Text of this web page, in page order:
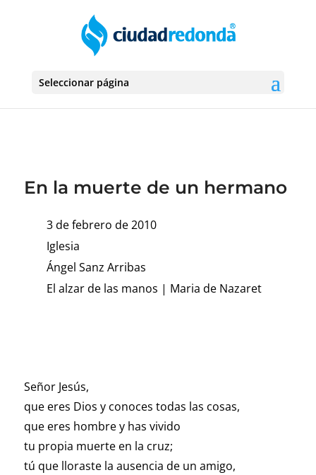
Seleccionar página
En la muerte de un hermano
3 de febrero de 2010
Iglesia
Ángel Sanz Arribas
El alzar de las manos | Maria de Nazaret
Señor Jesús,
que eres Dios y conoces todas las cosas,
que eres hombre y has vivido
tu propia muerte en la cruz;
tú que lloraste la ausencia de un amigo,